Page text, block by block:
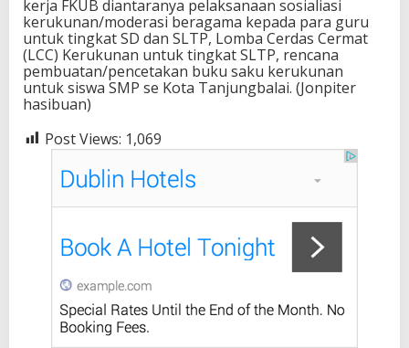
kerja FKUB diantaranya pelaksanaan sosialiasi
kerukunan/moderasi beragama kepada para guru
untuk tingkat SD dan SLTP, Lomba Cerdas Cermat
(LCC) Kerukunan untuk tingkat SLTP, rencana
pembuatan/pencetakan buku saku kerukunan
untuk siswa SMP se Kota Tanjungbalai. (Jonpiter
hasibuan)
Post Views: 1,069